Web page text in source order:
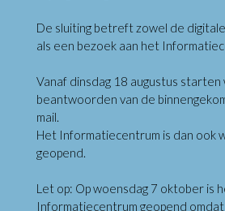
De sluiting betreft zowel de
als een bezoek aan het
Vanaf dinsdag 18 augustus
beantwoorden van de
mail.
Het Informatiecentrum is dan ook
geopend.
Let op: Op woensdag 7 oktober is
Informatiecentrum geopend